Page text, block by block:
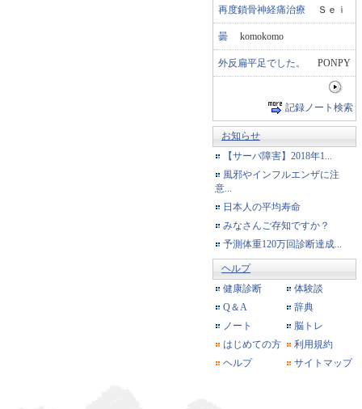
再度鎖骨神経痛治療 Ｓｅｉ
曇 komokomo
外反扁平足でした。 PONPY
記録ノート検索
お知らせ
【サーバ障害】2018年1...
風邪やインフルエンザに注
意...
日本人の平均寿命
みなさんご存知ですか？
予測体重120万回診断達成...
ヘルプ
健康診断
体験談
Q＆A
辞典
ノート
脳トレ
はじめての方
利用規約
ヘルプ
サイトマップ